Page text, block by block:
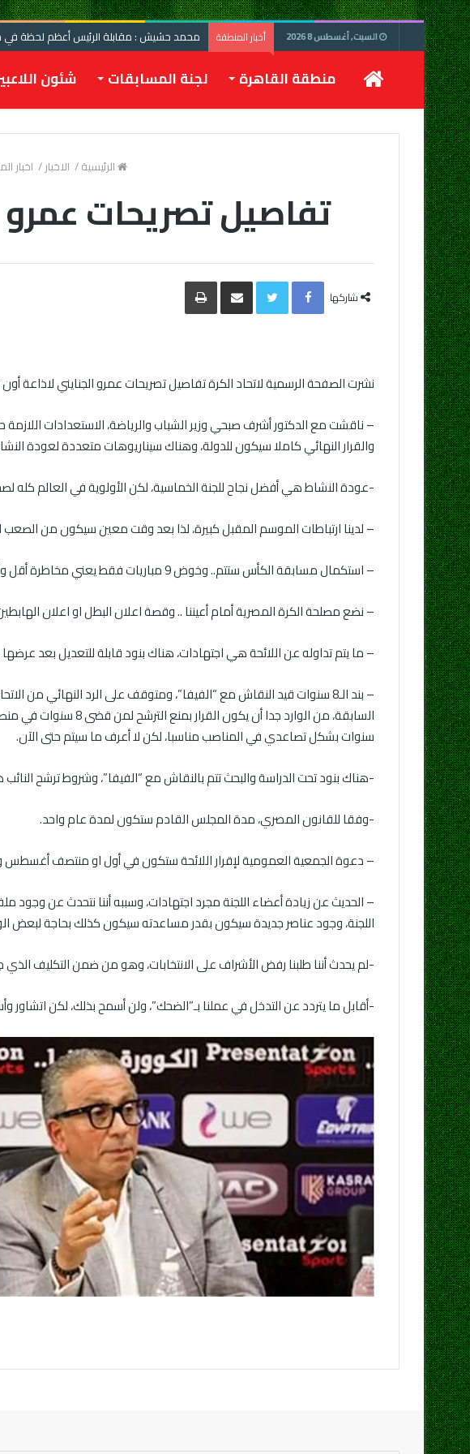
السبت, أغسطس 8 2026 أخبار المنطقة محمد حشيش : مقابلة الرئيس أعظم لحظة في
الرئيسيةمنطقة القاهرة لجنة المسابقات شئون
الرئيسية/ الاخبار/ اخبار
تفاصيل تصريحات عمرو
شاركها
Facebook
Twitter مشاركة
البريد
طباعة
نشرت الصفحة الرسمية لاتحاد الكرة تفاصيل تصريحات عمرو الجنايني لاذاعة
– ناقشت مع الدكتور أشرف صبحي وزير الشباب والرياضة، الاستعدادات اللازمة
والقرار النهائي كاملا سيكون للدولة، وهناك سيناريوهات متعددة لعودة
-عودة النشاط هي أفضل نجاح للجنة الخماسية، لكن الأولوية في العالم كله
– لدينا ارتباطات الموسم المقبل كبيرة، لذا بعد وقت معين سيكون من الصعب
– استكمال مسابقة الكأس ستتم.. وخوض 9 مباريات فقط يعني مخاطرة أقل وأسهل من استئناف النشاط.
– نضع مصلحة الكرة المصرية أمام أعيننا .. وقصة اعلان البطل او اعلان
– ما يتم تداوله عن اللائحة هي اجتهادات، هناك بنود قابلة للتعديل بعد
– بند الـ8 سنوات قيد النقاش مع “الفيفا”، ومتوقف على الرد النهائي
سنوات بشكل تصاعدي في المناصب مناسبا، لكن لا أعرف ما سيتم حتى الآن.
-هناك بنود تحت الدراسة والبحث تتم بالنقاش مع “الفيفا”، وشروط ترشح النائب هناك مقترحين لها، وبعد يوم 16
-وفقا للقانون المصري، مدة المجلس القادم ستكون لمدة عام واحد.
– دعوة الجمعية العمومية لإقرار اللائحة ستكون في أول او منتصف أغسطس
اللجنة، وجود عناصر جديدة سيكون بقدر مساعدته سيكون كذلك بحاجة لبعض
-لم يحدث أننا طلبنا رفض الأشراف على الانتخابات، وهو من ضمن التكليف الذي
-أقابل ما يتردد عن التدخل في عملنا بـ”الضحك”، ولن أسمح بذلك، لكن اتشاور